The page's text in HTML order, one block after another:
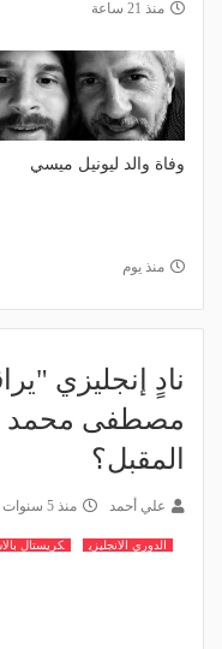
منذ 21 ساعة
وفاة والد ليونيل ميسي
منذ يوم
نادٍ إنجليزي
مصطفى محمد
المقبل؟
علي أحمد منذ 5 سنوات
الدوري الانجليزي كريستال